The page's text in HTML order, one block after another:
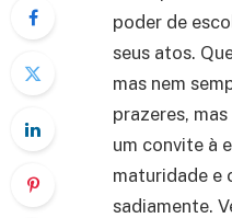
poder de
seus atos.
mas nem
prazeres,
um convite à
maturidade e
sadiamente.